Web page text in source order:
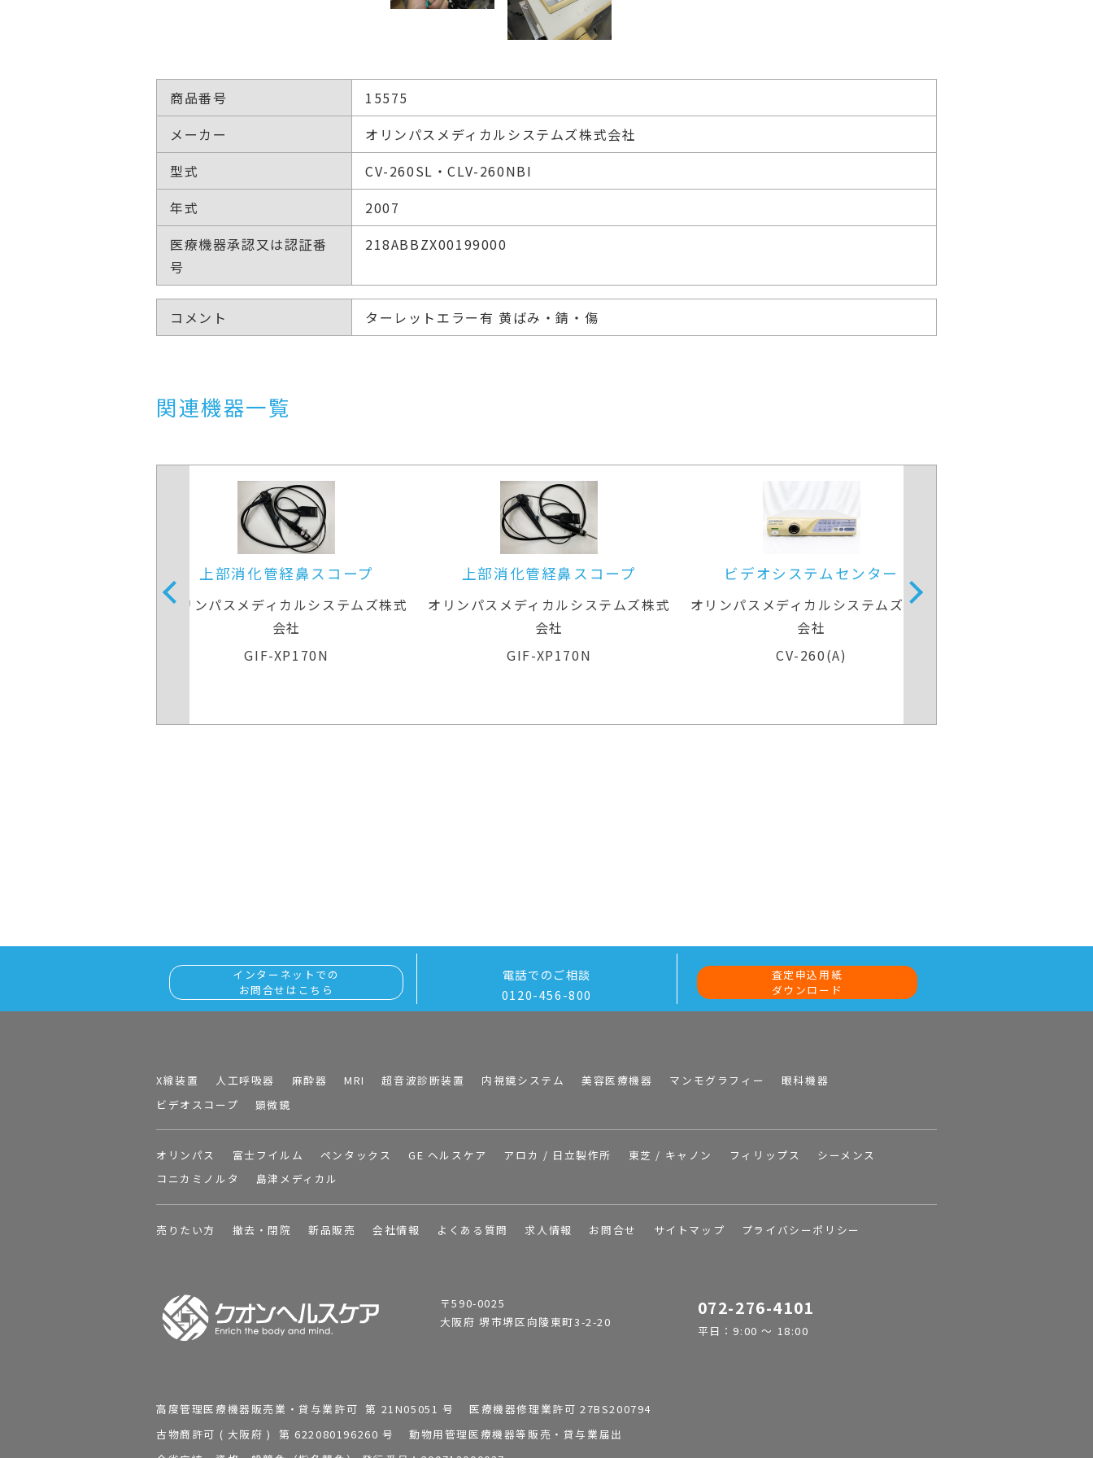
商品番号
15575
メーカー
オリンパスメディカルシステムズ株式会社
型式
CV-260SL・CLV-260NBI
年式
2007
医療機器承認又は認証番
号
218ABBZX00199000
コメント ターレットエラー有 黄ばみ・錆・傷
関連機器一覧
上部消化管経鼻スコープ
オリンパスメディカルシステムズ株式
会社
GIF-XP170N
ビデオシステムセンター
（Hivision）
オリンパスメディカルシステムズ株式
会社
CV-260(A)
内視鏡光源＆プロセッサー装置
オリンパスメディカルシステムズ株式
会社
ELITE CV-290＆CLV-290
インターネットでの
お問合せはこちら
電話でのご相談
0120-456-800
査定申込用紙
ダウンロード
X線装置 人工呼吸器 麻酔器 MRI 超音波診断装置 内視鏡システム 美容医療機器 マンモグラフィー
眼科機器
ビデオスコープ
顕微鏡
オリンパス 富士フイルム ペンタックス GE ヘルスケア アロカ / 日立製作所 東芝 / キャノン フィリップス
シーメンス
コニカミノルタ
島津メディカル
売りたい方 撤去・閉院 新品販売 会社情報 よくある質問 求人情報 お問合せ サイトマップ プライバシーポリシー
〒590-0025
大阪府 堺市堺区向陵東町3-2-20
072-276-4101
平日：9:00 ～ 18:00
高度管理医療機器販売業・貸与業許可 第 21N05051 号 医療機器修理業許可 27BS200794
古物商許可 ( 大阪府 ) 第 622080196260 号 動物用管理医療機器等販売・貸与業届出